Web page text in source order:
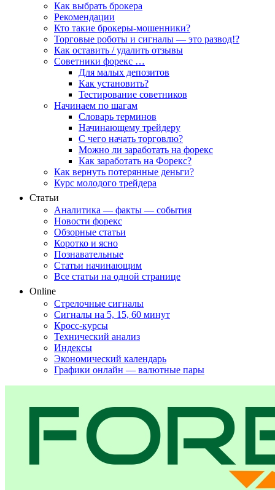
Как выбрать брокера
Рекомендации
Кто такие брокеры-мошенники?
Торговые роботы и сигналы — это развод!?
Как оставить / удалить отзывы
Советники форекс …
Для малых депозитов
Как установить?
Тестирование советников
Начинаем по шагам
Словарь терминов
Начинающему трейдеру
С чего начать торговлю?
Можно ли заработать на форекс
Как заработать на Форекс?
Как вернуть потерянные деньги?
Курс молодого трейдера
Статьи
Аналитика — факты — события
Новости форекс
Обзорные статьи
Коротко и ясно
Познавательные
Статьи начинающим
Все статьи на одной странице
Online
Стрелочные сигналы
Сигналы на 5, 15, 60 минут
Кросс-курсы
Технический анализ
Индексы
Экономический календарь
Графики онлайн — валютные пары